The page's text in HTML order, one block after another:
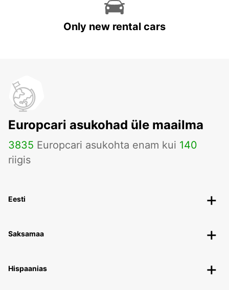
Only new rental cars
Europcari asukohad üle maailma
3835 Europcari asukohta enam kui 140
riigis
Eesti
Saksamaa
Hispaanias